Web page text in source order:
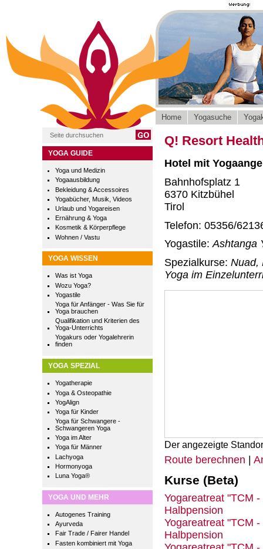
YOGA GUIDE
Yoga und Medizin
Yogaausbildung
Bekleidung & Accessoires
Yogabücher, Musik, Videos
Urlaub und Yogareisen
Ernährung & Yoga
Kosmetik & Körperpflege
Wohnen / Vastu
YOGA WISSEN
Was ist Yoga
Wozu Yoga?
Yogastile
Yoga für Anfänger - Was Sie für
Yoga brauchen
Qualifikation und Kriterien des
Yoga-Unterrichts
Yogakurs oder Yogalehrerin
finden
YOGA SPEZIAL
Yogatherapie
Yoga & Osteopathie
YogAlign
Yoga für Kinder
Yoga für Schwangere -
Schwangeren Yoga
Yoga im Alter
Yoga für Männer
Lachyoga
Hormonyoga
Luna Yoga®
YOGA UND MEHR
Autogenes Training
Ayurveda
Fair Trade / Fairer Handel
Fasten kombiniert mit Yoga
Home Yogasuche
Q! Resort
Hotel mit
Bahnhofsplatz 1
6370 Kitzbühel
Tirol
Telefon: 05356/
Yogastile:Ashtanga
Spezialkurse: Nuad,
Yoga im
Der angezeigte
Route berechnen |
Kurse (Beta)
Yogareatreat "TCM
Halbpension
Yogareatreat "TCM
Halbpension